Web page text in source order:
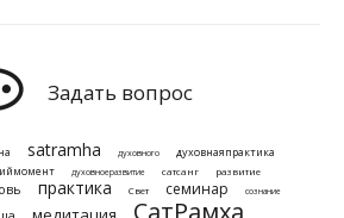
Задать вопрос
satramha духовного духовнаяпрактика
духовноеразвитие сатсанг развитие
практика Свет семинар сознание
СатРамха